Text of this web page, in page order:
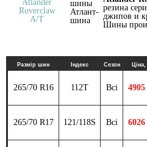
резина
джипов и
Шины
Размір шин Індекс Сезон
265/70 R16 112T Всі 4905
265/70 R17 121/118S Всі 6026